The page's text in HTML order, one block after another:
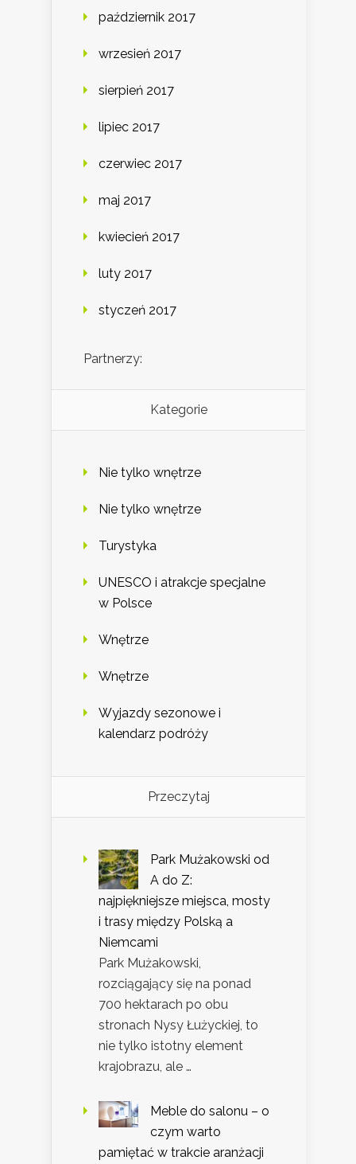
październik 2017
wrzesień 2017
sierpień 2017
lipiec 2017
czerwiec 2017
maj 2017
kwiecień 2017
luty 2017
styczeń 2017
Partnerzy:
Kategorie
Nie tylko wnętrze
Nie tylko wnętrze
Turystyka
UNESCO i atrakcje specjalne
w Polsce
Wnętrze
Wnętrze
Wyjazdy sezonowe i
kalendarz podróży
Przeczytaj
Park Mużakowski od
A do Z:
najpiękniejsze miejsca, mosty
i trasy między Polską a
Niemcami
Park Mużakowski,
rozciągający się na ponad
700 hektarach po obu
stronach Nysy Łużyckiej, to
nie tylko istotny element
krajobrazu, ale …
Meble do salonu – o
czym warto
pamiętać w trakcie aranżacji